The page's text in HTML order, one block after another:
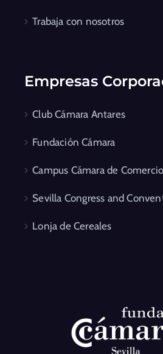
Trabaja con nosotros
Empresas
Club Cámara Antares
Fundación Cámara
Campus Cámara de Comercio
Sevilla Congress and
Lonja de Cereales